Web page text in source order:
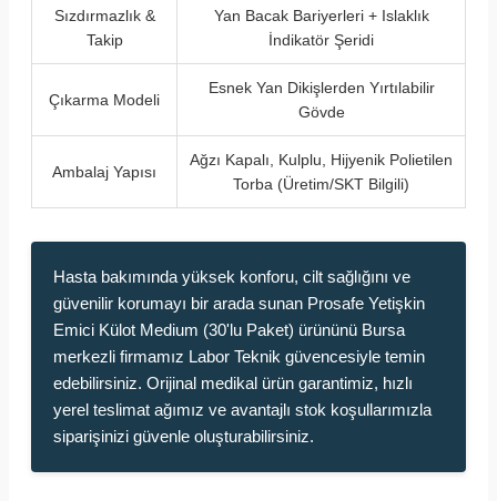
Sızdırmazlık &
Takip
Yan Bacak Bariyerleri + Islaklık
İndikatör Şeridi
Çıkarma Modeli
Esnek Yan Dikişlerden Yırtılabilir
Gövde
Ambalaj Yapısı
Ağzı Kapalı, Kulplu, Hijyenik Polietilen
Torba (Üretim/SKT Bilgili)
Hasta bakımında yüksek konforu, cilt sağlığını ve
güvenilir korumayı bir arada sunan Prosafe Yetişkin
Emici Külot Medium (30'lu Paket) ürününü Bursa
merkezli firmamız Labor Teknik güvencesiyle temin
edebilirsiniz. Orijinal medikal ürün garantimiz, hızlı
yerel teslimat ağımız ve avantajlı stok koşullarımızla
siparişinizi güvenle oluşturabilirsiniz.